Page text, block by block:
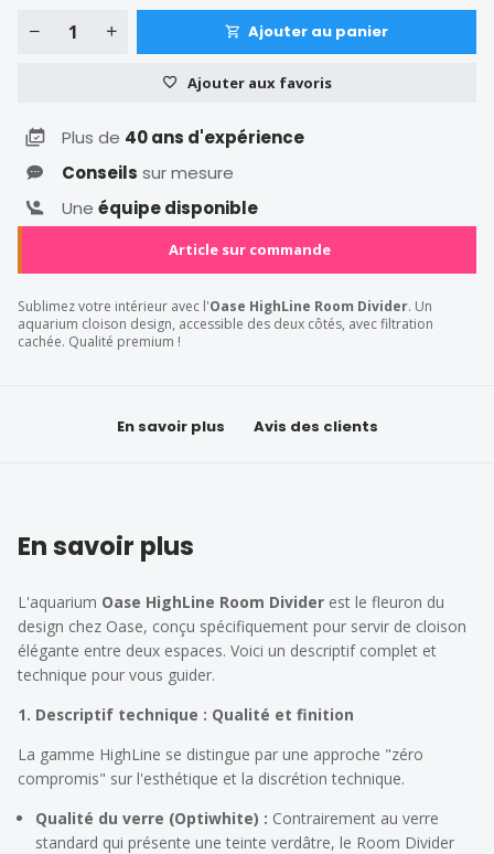
Ajouter au panier
Ajouter aux favoris
Plus de 40 ans d'expérience
Conseils sur mesure
Une équipe disponible
Article sur commande
Sublimez votre intérieur avec l'Oase HighLine Room Divider. Un
aquarium cloison design, accessible des deux côtés, avec filtration
cachée. Qualité premium !
En savoir plus Avis des clients
En savoir plus
L'aquarium Oase HighLine Room Divider est le fleuron du
design chez Oase, conçu spécifiquement pour servir de cloison
élégante entre deux espaces. Voici un descriptif complet et
technique pour vous guider.
1. Descriptif technique : Qualité et finition
La gamme HighLine se distingue par une approche "zéro
compromis" sur l'esthétique et la discrétion technique.
Qualité du verre (Optiwhite) : Contrairement au verre
standard qui présente une teinte verdâtre, le Room Divider